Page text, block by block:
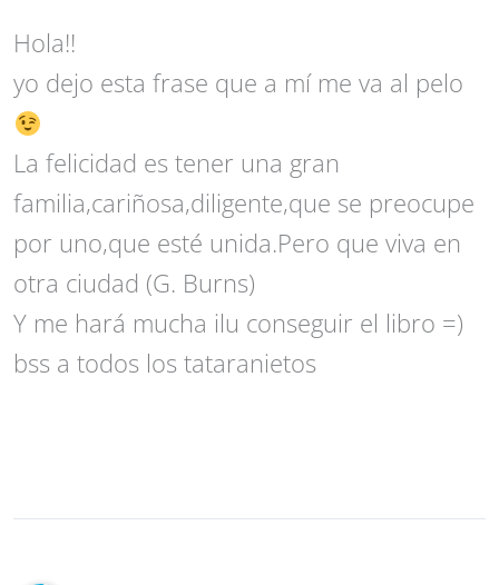
Hola!!
yo dejo esta frase que a mí me va al pelo
La felicidad es tener una gran
familia,cariñosa,diligente,que se preocupe
por uno,que esté unida.Pero que viva en
otra ciudad (G. Burns)
Y me hará mucha ilu conseguir el libro =)
bss a todos los tataranietos